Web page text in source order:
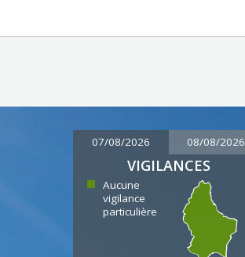
07/08/2026 08/08/2026
VIGILANCES
Aucune
vigilance
particulière